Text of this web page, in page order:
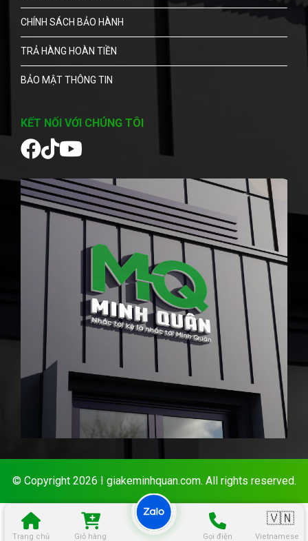
Trang chủ Giỏ hàng Gọi điện
🇻🇳
Vietnamese
CHÍNH SÁCH BẢO HÀNH
TRẢ HÀNG HOÀN TIỀN
BẢO MẬT THÔNG TIN
KẾT NỐI VỚI CHÚNG TÔI
© Copyright 2026 I giakeminhquan.com. All rights reserved.